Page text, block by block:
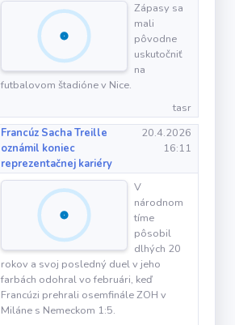
Zápasy sa
mali
pôvodne
uskutočniť
na
futbalovom štadióne v Nice.
tasr
Francúz Sacha Treille
oznámil koniec
reprezentačnej kariéry
20.4.2026
16:11
V
národnom
tíme
pôsobil
dlhých 20
rokov a svoj posledný duel v jeho
farbách odohral vo februári, keď
Francúzi prehrali osemfinále ZOH v
Miláne s Nemeckom 1:5.